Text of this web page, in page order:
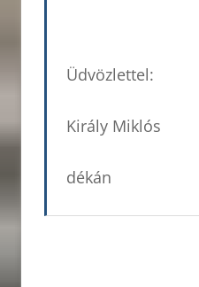
Üdvözlettel:
Király Miklós
dékán